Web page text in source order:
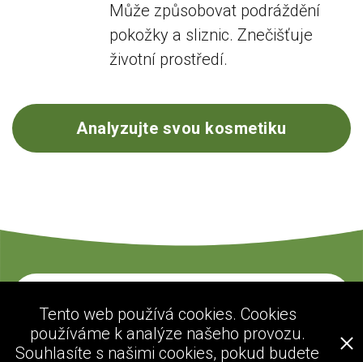
Může způsobovat podráždění
pokožky a sliznic. Znečišťuje
životní prostředí.
Analyzujte svou kosmetiku
Tento web používá cookies. Cookies
používáme k analýze našeho provozu.
Souhlasíte s našimi cookies, pokud budete